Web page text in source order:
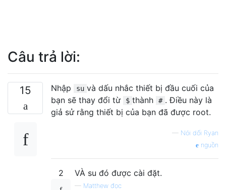
Câu trả lời:
15 Nhập su và dấu nhắc thiết bị đầu cuối của
bạn sẽ thay đổi từ
$ thành # . Điều này là
giả sử rằng thiết bị của bạn đã được root.
— Nói dối Ryan
nguồn
2 VÀ su đó được cài đặt.
— Matthew đọc